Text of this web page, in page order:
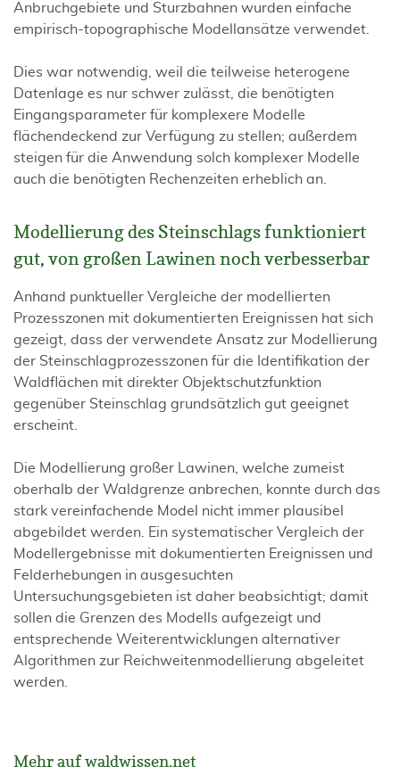
Anbruchgebiete und Sturzbahnen wurden einfache
empirisch-topographische Modellansätze verwendet.
Dies war notwendig, weil die teilweise heterogene
Datenlage es nur schwer zulässt, die benötigten
Eingangsparameter für komplexere Modelle
flächendeckend zur Verfügung zu stellen; außerdem
steigen für die Anwendung solch komplexer Modelle
auch die benötigten Rechenzeiten erheblich an.
Modellierung des Steinschlags funktioniert
gut, von großen Lawinen noch verbesserbar
Anhand punktueller Vergleiche der modellierten
Prozesszonen mit dokumentierten Ereignissen hat sich
gezeigt, dass der verwendete Ansatz zur Modellierung
der Steinschlagprozesszonen für die Identifikation der
Waldflächen mit direkter Objektschutzfunktion
gegenüber Steinschlag grundsätzlich gut geeignet
erscheint.
Die Modellierung großer Lawinen, welche zumeist
oberhalb der Waldgrenze anbrechen, konnte durch das
stark vereinfachende Model nicht immer plausibel
abgebildet werden. Ein systematischer Vergleich der
Modellergebnisse mit dokumentierten Ereignissen und
Felderhebungen in ausgesuchten
Untersuchungsgebieten ist daher beabsichtigt; damit
sollen die Grenzen des Modells aufgezeigt und
entsprechende Weiterentwicklungen alternativer
Algorithmen zur Reichweitenmodellierung abgeleitet
werden.
Mehr auf waldwissen.net